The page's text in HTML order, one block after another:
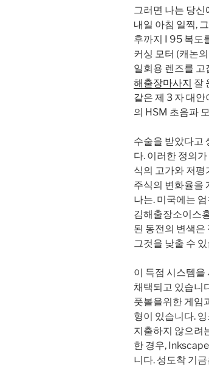
그러면 나는 당신
내일 아침 일찍,
후까지 I 95 복도
커싱 모터 (캐논
일회용 렌즈를
해출장마사지 잘
같은 제 3 자 대
의 HSM 초음파
수술을 받았다고
다. 이러한 정의
식의 고가와 저평
주식의 변화율을
나는. 미국에는
김해출장소이스
된 동전의 변색은
그것을 낮출 수
이 득점 시스템을
채택되고 있습니
풋볼을위한 게임
형이 있습니다.
지출하지 않으려
한 경우,
니다. 성도착 기